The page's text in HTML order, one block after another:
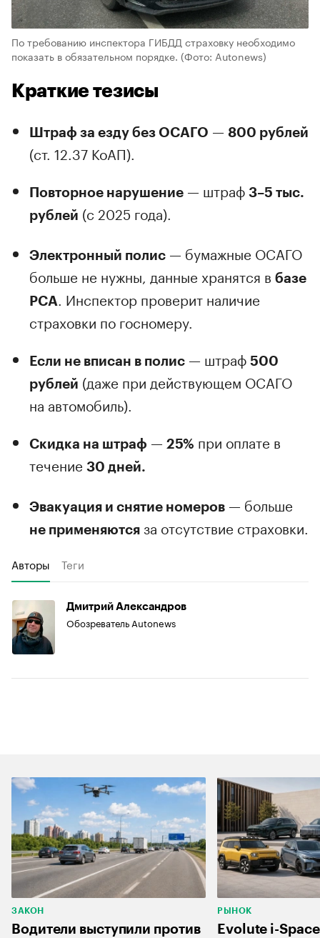
По требованию инспектора ГИБДД страховку необходимо
показать в обязательном порядке. (Фото: Autonews)
Краткие тезисы
Штраф за езду без ОСАГО — 800 рублей
(ст. 12.37 КоАП).
Повторное нарушение — штраф 3–5 тыс.
рублей (с 2025 года).
Электронный полис — бумажные ОСАГО
больше не нужны, данные хранятся в базе
РСА
. Инспектор проверит наличие
страховки по госномеру.
Если не вписан в полис — штраф 500
рублей (даже при действующем ОСАГО
на автомобиль).
Скидка на штраф — 25% при оплате в
течение 30 дней.
Эвакуация и снятие номеров — больше
не применяются за отсутствие страховки.
Авторы Теги
Дмитрий Александров
Обозреватель Autonews
ЗАКОН
Водители выступили против
РЫНОК
Evolute i-